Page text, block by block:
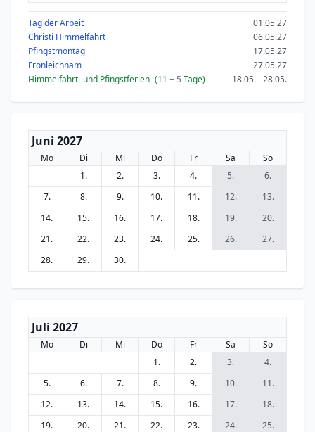
Tag der Arbeit
01.05.27
Christi Himmelfahrt
06.05.27
Pfingstmontag
17.05.27
Fronleichnam
27.05.27
Himmelfahrt- und Pfingstferien (11 + 5 Tage) 18.05. - 28.05.
Juni 2027
Mo Di Mi Do Fr Sa
So
1.
2. 3. 4. 5.
6.
7.
8. 9. 10. 11. 12.
13.
14.
15. 16. 17. 18. 19.
20.
21.
22. 23. 24. 25. 26.
27.
28.
29. 30.
Juli 2027
Mo Di Mi Do Fr Sa
So
1.
2. 3.
4.
5.
6. 7. 8. 9. 10.
11.
12.
13. 14. 15. 16. 17.
18.
19.
20. 21. 22. 23. 24.
25.